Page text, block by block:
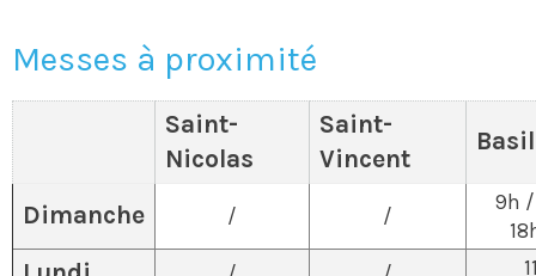
Messes à proximité
Saint-
Nicolas
Saint-
Vincent
Dimanche / /
9h /